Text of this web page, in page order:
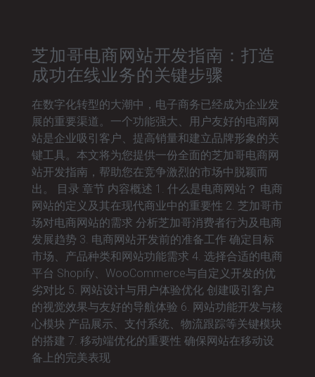
芝加哥电商网站开发指南：打造
成功在线业务的关键步骤
在数字化转型的大潮中，电子商务已经成为企业发
展的重要渠道。一个功能强大、用户友好的电商网
站是企业吸引客户、提高销量和建立品牌形象的关
键工具。本文将为您提供一份全面的芝加哥电商网
站开发指南，帮助您在竞争激烈的市场中脱颖而
出。 目录 章节 内容概述 1. 什么是电商网站？ 电商
网站的定义及其在现代商业中的重要性 2. 芝加哥市
场对电商网站的需求 分析芝加哥消费者行为及电商
发展趋势 3. 电商网站开发前的准备工作 确定目标
市场、产品种类和网站功能需求 4. 选择合适的电商
平台 Shopify、WooCommerce与自定义开发的优
劣对比 5. 网站设计与用户体验优化 创建吸引客户
的视觉效果与友好的导航体验 6. 网站功能开发与核
心模块 产品展示、支付系统、物流跟踪等关键模块
的搭建 7. 移动端优化的重要性 确保网站在移动设
备上的完美表现